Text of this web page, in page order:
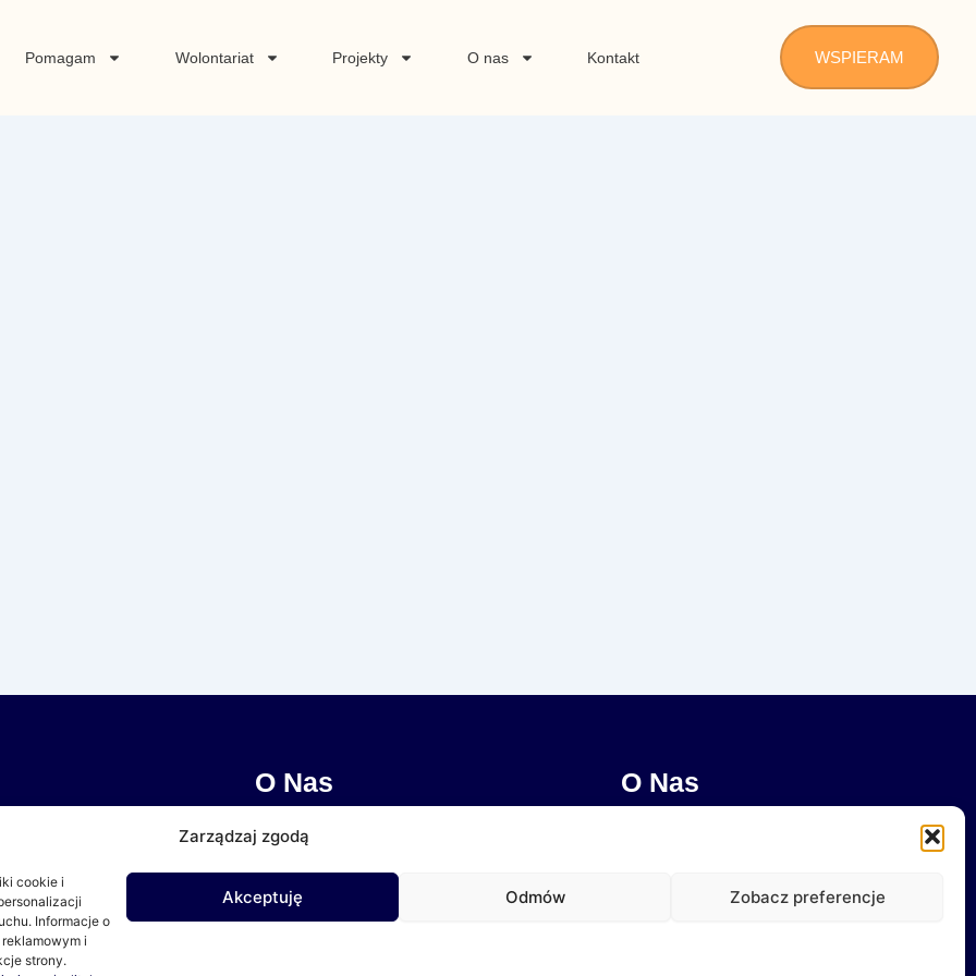
Zarządzaj zgodą
cookie i
Informacje o
i
strony.
Akceptuję Odmów Zobacz preferencje
Pomagam Wolontariat Projekty O nas Kontakt WSPIERAM
Tropik”
O Nas
Misja
Partnerzy
O Nas
Jeśli chcesz pomagać razem z Nami lub masz